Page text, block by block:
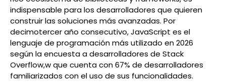
indispensable para los desarrolladores que quieren
construir las soluciones más avanzadas. Por
decimotercer año consecutivo, JavaScript es el
lenguaje de programación más utilizado en 2026
según la encuesta a desarrolladores de Stack
Overflow,w que cuenta con 67% de desarrolladores
familiarizados con el uso de sus funcionalidades.